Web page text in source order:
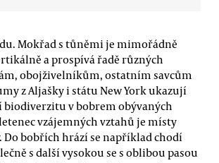
Mokřad s tůněmi je mimořádně
a prospívá řadě různých
obojživelníkům, ostatním savcům
z Aljašky i státu New York ukazují
biodiverzitu v bobrem obývaných
vzájemných vztahů je místy
Do bobřích hrází se například chodí
s další vysokou se s oblibou pasou